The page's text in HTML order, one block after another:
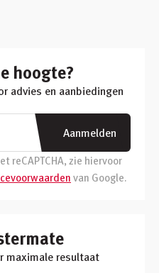
hoogte?
advies en aanbiedingen
Aanmelden
reCAPTCHA, zie hiervoor
van Google.
maximale resultaat